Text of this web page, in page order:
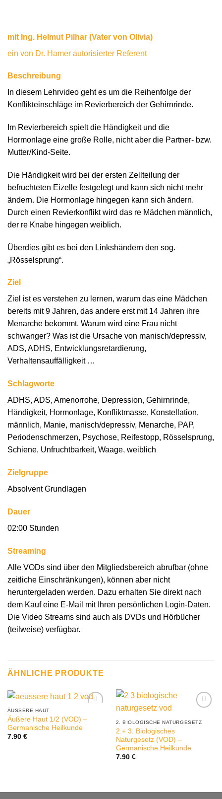
mit Ing. Helmut Pilhar (Vater von Olivia)
ein von Dr. Hamer autorisierter Referent
Beschreibung
In diesem Lehrvideo geht es um die Reihenfolge der
Konflikteinschläge im Revierbereich der Gehirnrinde.
Im Revierbereich spielt die Händigkeit und die
Hormonlage eine große Rolle, nicht aber die Partner- bzw.
Mutter/Kind-Seite.
Die Händigkeit wird bei der ersten Zellteilung der
befruchteten Eizelle festgelegt und kann sich nicht mehr
ändern. Die Hormonlage hingegen kann sich ändern.
Durch einen Revierkonflikt wird das re Mädchen männlich,
der re Knabe hingegen weiblich.
Überdies gibt es bei den Linkshändern den sog.
„Rösselsprung“.
Ziel
Ziel ist es verstehen zu lernen, warum das eine Mädchen
bereits mit 9 Jahren, das andere erst mit 14 Jahren ihre
Menarche bekommt. Warum wird eine Frau nicht
schwanger? Was ist die Ursache von manisch/depressiv,
ADS, ADHS, Entwicklungsretardierung,
Verhaltensauffälligkeit …
Schlagworte
ADHS, ADS, Amenorrohe, Depression, Gehirnrinde,
Händigkeit, Hormonlage, Konfliktmasse, Konstellation,
männlich, Manie, manisch/depressiv, Menarche, PAP,
Periodenschmerzen, Psychose, Reifestopp, Rösselsprung,
Schiene, Unfruchtbarkeit, Waage, weiblich
Zielgruppe
Absolvent Grundlagen
Dauer
02:00 Stunden
Streaming
Alle VODs sind über den Mitgliedsbereich abrufbar (ohne
zeitliche Einschränkungen), können aber nicht
heruntergeladen werden. Dazu erhalten Sie direkt nach
dem Kauf eine E-Mail mit Ihren persönlichen Login-Daten.
Die Video Streams sind auch als DVDs und Hörbücher
(teilweise) verfügbar.
ÄHNLICHE PRODUKTE
ÄUSSERE HAUT
Äußere Haut 1/2 (VOD) –
Germanische Heilkunde
7.90 €
2. BIOLOGISCHE NATURGESETZ
2.+ 3. Biologisches
Naturgesetz (VOD) –
Germanische Heilkunde
7.90 €